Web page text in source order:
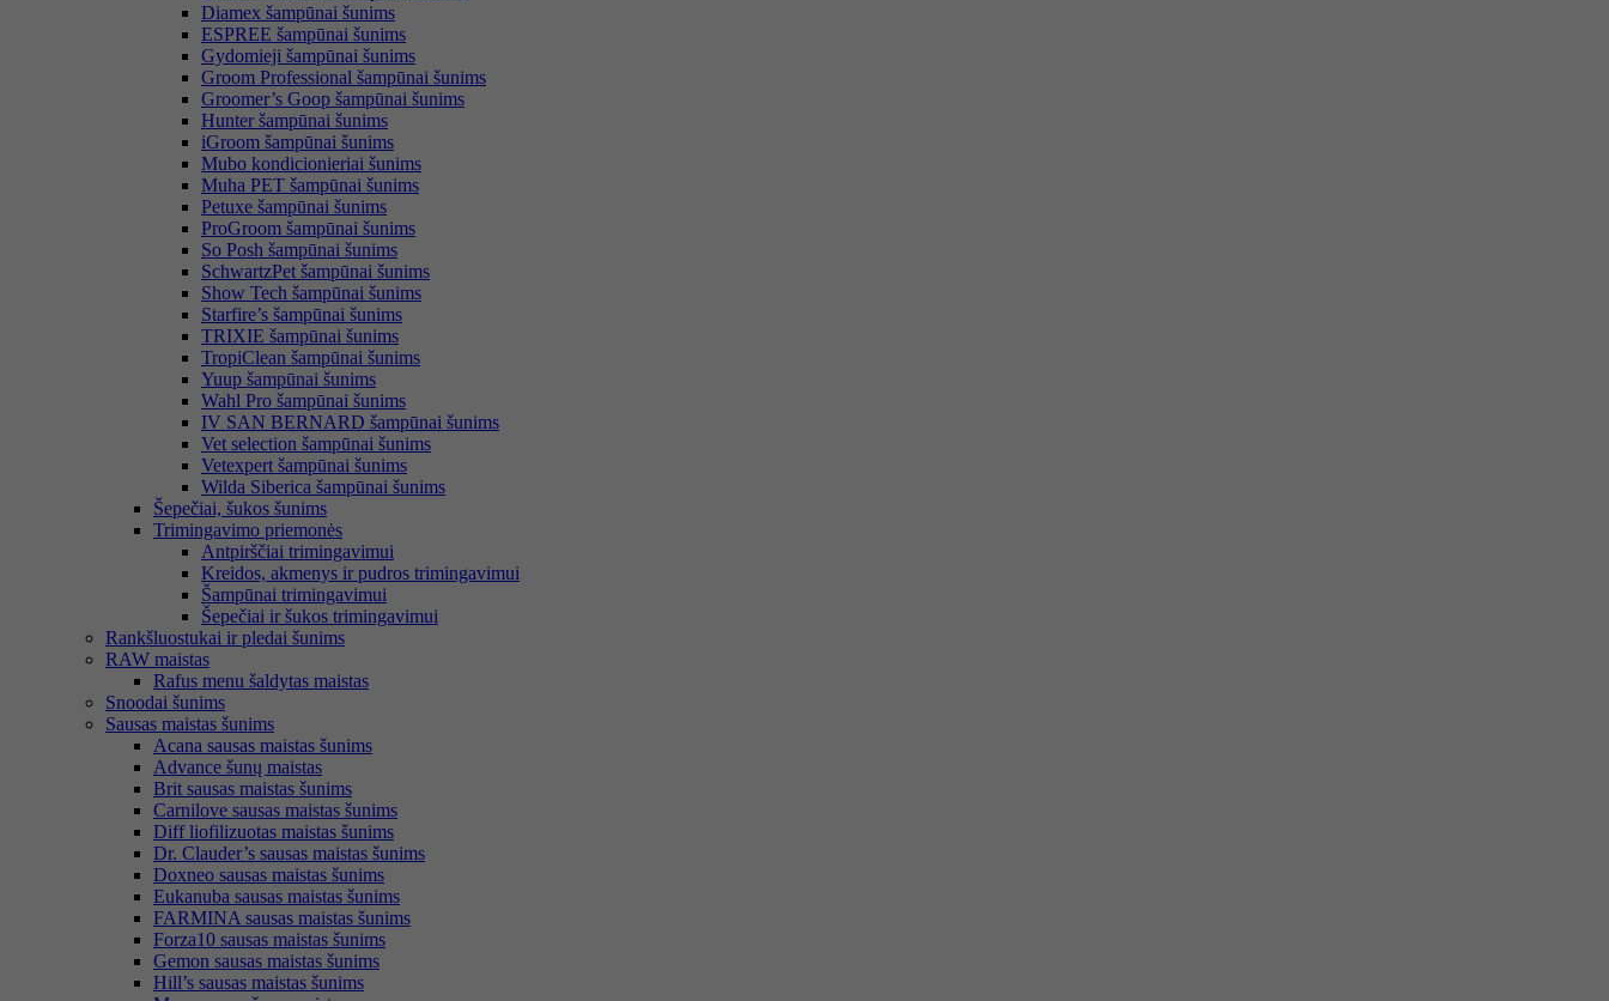
Diamex šampūnai šunims
ESPREE šampūnai šunims
Gydomieji šampūnai šunims
Groom Professional šampūnai šunims
Groomer’s Goop šampūnai šunims
Hunter šampūnai šunims
iGroom šampūnai šunims
Mubo kondicionieriai šunims
Muha PET šampūnai šunims
Petuxe šampūnai šunims
ProGroom šampūnai šunims
So Posh šampūnai šunims
SchwartzPet šampūnai šunims
Show Tech šampūnai šunims
Starfire’s šampūnai šunims
TRIXIE šampūnai šunims
TropiClean šampūnai šunims
Yuup šampūnai šunims
Wahl Pro šampūnai šunims
IV SAN BERNARD šampūnai šunims
Vet selection šampūnai šunims
Vetexpert šampūnai šunims
Wilda Siberica šampūnai šunims
Šepečiai, šukos šunims
Trimingavimo priemonės
Antpirščiai trimingavimui
Kreidos, akmenys ir pudros trimingavimui
Šampūnai trimingavimui
Šepečiai ir šukos trimingavimui
Rankšluostukai ir pledai šunims
RAW maistas
Rafus menu šaldytas maistas
Snoodai šunims
Sausas maistas šunims
Acana sausas maistas šunims
Advance šunų maistas
Brit sausas maistas šunims
Carnilove sausas maistas šunims
Diff liofilizuotas maistas šunims
Dr. Clauder’s sausas maistas šunims
Doxneo sausas maistas šunims
Eukanuba sausas maistas šunims
FARMINA sausas maistas šunims
Forza10 sausas maistas šunims
Gemon sausas maistas šunims
Hill’s sausas maistas šunims